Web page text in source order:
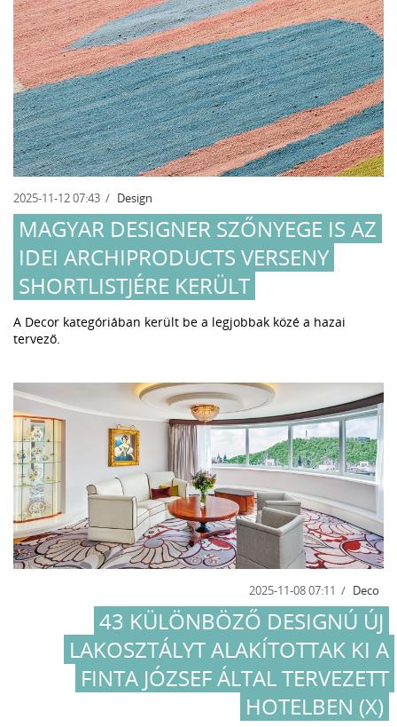
2025-11-12 07:43 Design
MAGYAR DESIGNER SZŐNYEGE IS AZ
IDEI ARCHIPRODUCTS VERSENY
SHORTLISTJÉRE KERÜLT
A Decor kategóriában került be a legjobbak közé a hazai
tervező.
2025-11-08 07:11 Deco
43 KÜLÖNBÖZŐ DESIGNÚ ÚJ
LAKOSZTÁLYT ALAKÍTOTTAK KI A
FINTA JÓZSEF ÁLTAL TERVEZETT
HOTELBEN (X)